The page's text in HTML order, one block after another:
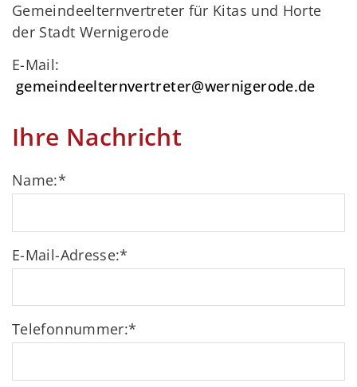
Gemeindeelternvertreter für Kitas und Horte
der Stadt Wernigerode
E-Mail:
gemeindeelternvertreter@wernigerode.de
Ihre Nachricht
Name:*
E-Mail-Adresse:*
Telefonnummer:*